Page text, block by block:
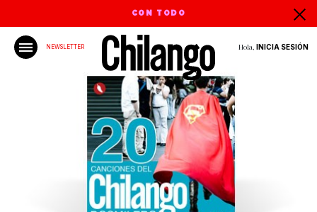
CON TODO
NEWSLETTER Hola, INICIA SESIÓN